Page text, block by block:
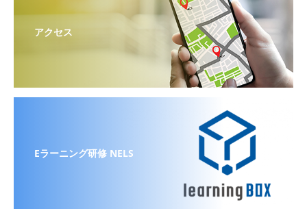
アクセス
Eラーニング研修 NELS